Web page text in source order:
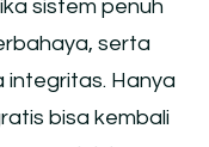
sistem penuh
serta
integritas. Hanya
bisa kembali